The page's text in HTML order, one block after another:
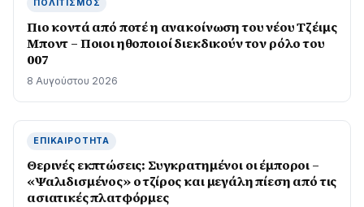
ΠΟΛΙΤΙΣΜΌΣ
Πιο κοντά από ποτέ η ανακοίνωση του νέου Τζέιμς
Μποντ – Ποιοι ηθοποιοί διεκδικούν τον ρόλο του
007
8 Αυγούστου 2026
ΕΠΙΚΑΙΡΌΤΗΤΑ
Θερινές εκπτώσεις: Συγκρατημένοι οι έμποροι –
«Ψαλιδισμένος» ο τζίρος και μεγάλη πίεση από τις
ασιατικές πλατφόρμες